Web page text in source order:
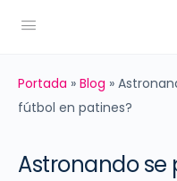
Portada » Blog »
fútbol en patines?
Astronando se